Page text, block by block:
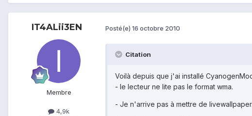
IT4ALii3EN
Membre
4,9k
Posté(e) 16 octobre 2010
Citation
Voilà depuis que j'ai installé
- le lecteur ne lite pas le format wma.
- Je n'arrive pas à mettre de livewallpaper.